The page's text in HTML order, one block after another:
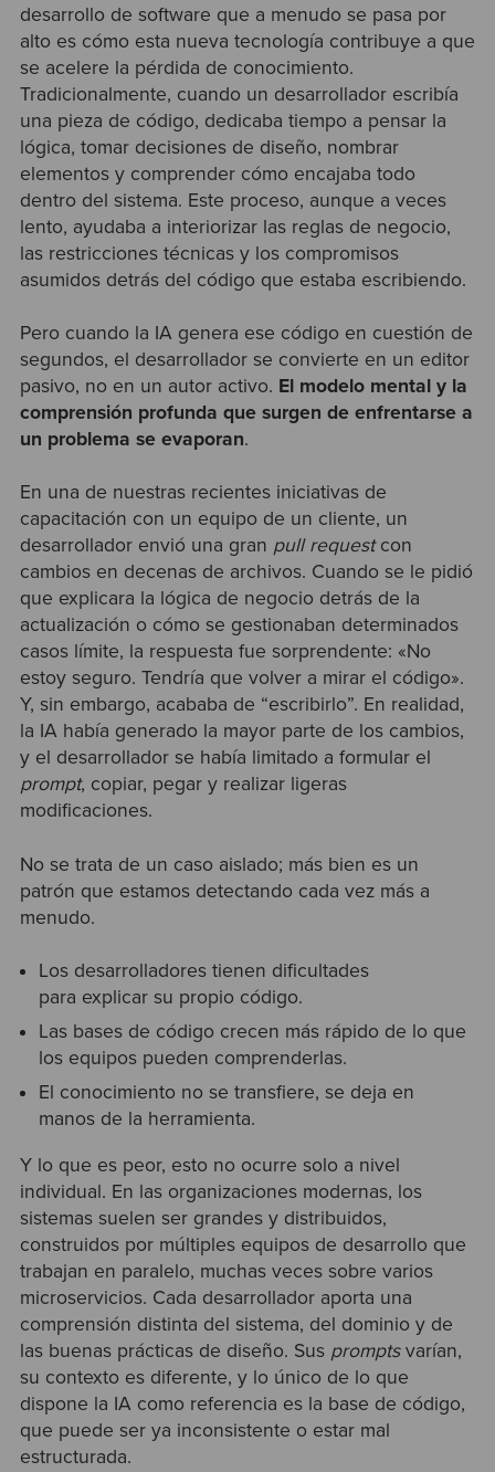
desarrollo de software que a menudo se pasa por
alto es cómo esta nueva tecnología contribuye a que
se acelere la pérdida de conocimiento.
Tradicionalmente, cuando un desarrollador escribía
una pieza de código, dedicaba tiempo a pensar la
lógica, tomar decisiones de diseño, nombrar
elementos y comprender cómo encajaba todo
dentro del sistema. Este proceso, aunque a veces
lento, ayudaba a interiorizar las reglas de negocio,
las restricciones técnicas y los compromisos
asumidos detrás del código que estaba escribiendo.
Pero cuando la IA genera ese código en cuestión de
segundos, el desarrollador se convierte en un editor
pasivo, no en un autor activo. El modelo mental y la
comprensión profunda que surgen de enfrentarse a
un problema se evaporan.
En una de nuestras recientes iniciativas de
capacitación con un equipo de un cliente, un
desarrollador envió una gran pull requestcon
cambios en decenas de archivos. Cuando se le pidió
que explicara la lógica de negocio detrás de la
actualización o cómo se gestionaban determinados
casos límite, la respuesta fue sorprendente: «No
estoy seguro. Tendría que volver a mirar el código».
Y, sin embargo, acababa de “escribirlo”. En realidad,
la IA había generado la mayor parte de los cambios,
y el desarrollador se había limitado a formular el
prompt, copiar, pegar y realizar ligeras
modificaciones.
No se trata de un caso aislado; más bien es un
patrón que estamos detectando cada vez más a
menudo.
Los desarrolladores tienen dificultades
para explicar su propio código.
Las bases de código crecen más rápido de lo que
los equipos pueden comprenderlas.
El conocimiento no se transfiere, se deja en
manos de la herramienta.
Y lo que es peor, esto no ocurre solo a nivel
individual. En las organizaciones modernas, los
sistemas suelen ser grandes y distribuidos,
construidos por múltiples equipos de desarrollo que
trabajan en paralelo, muchas veces sobre varios
microservicios. Cada desarrollador aporta una
comprensión distinta del sistema, del dominio y de
las buenas prácticas de diseño. Sus promptsvarían,
su contexto es diferente, y lo único de lo que
dispone la IA como referencia es la base de código,
que puede ser ya inconsistente o estar mal
estructurada.